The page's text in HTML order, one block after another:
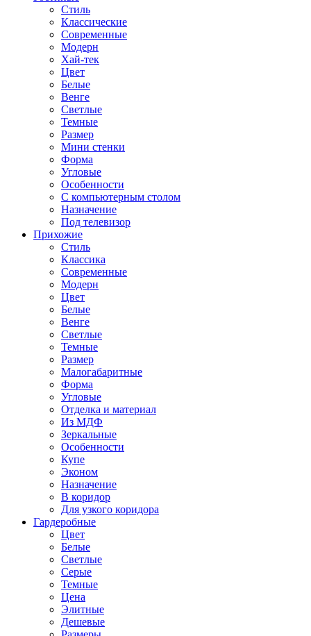
Стиль
Классические
Современные
Модерн
Хай-тек
Цвет
Белые
Венге
Светлые
Темные
Размер
Мини стенки
Форма
Угловые
Особенности
С компьютерным столом
Назначение
Под телевизор
Прихожие
Стиль
Классика
Современные
Модерн
Цвет
Белые
Венге
Светлые
Темные
Размер
Малогабаритные
Форма
Угловые
Отделка и материал
Из МДФ
Зеркальные
Особенности
Купе
Эконом
Назначение
В коридор
Для узкого коридора
Гардеробные
Цвет
Белые
Светлые
Серые
Темные
Цена
Элитные
Дешевые